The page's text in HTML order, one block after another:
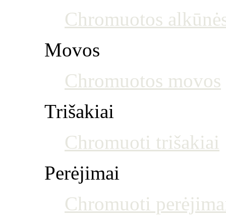
Chromuotos
Movos
Chromuotos movos
Trišakiai
Chromuoti trišakiai
Perėjimai
Chromuoti